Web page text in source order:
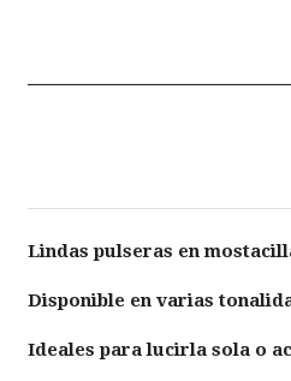
Lindas pulseras en
Disponible en varias
Ideales para lucirla sola o